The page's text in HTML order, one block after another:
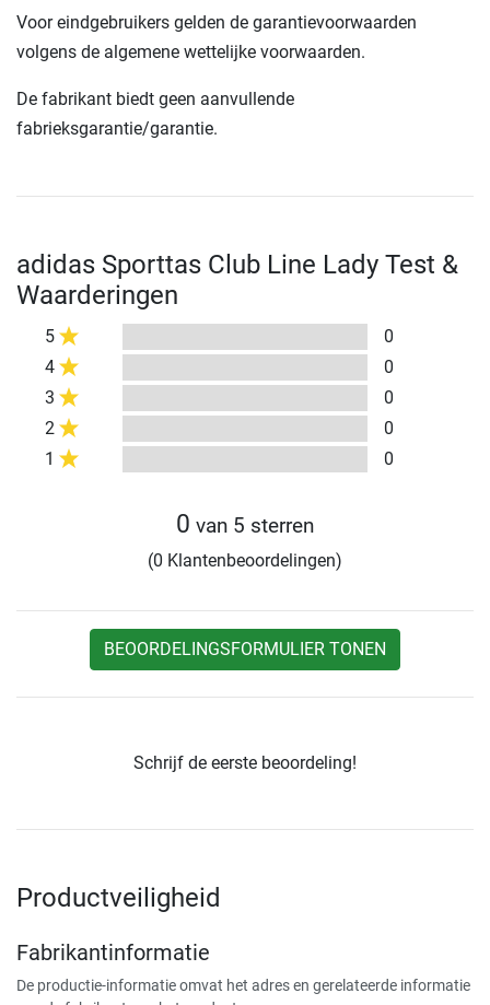
Voor eindgebruikers gelden de garantievoorwaarden
volgens de algemene wettelijke voorwaarden.
De fabrikant biedt geen aanvullende
fabrieksgarantie/garantie.
adidas Sporttas Club Line Lady Test &
Waarderingen
5
0
4
0
3
0
2
0
1
0
0 van 5 sterren
(0 Klantenbeoordelingen)
BEOORDELINGSFORMULIER TONEN
Schrijf de eerste beoordeling!
Productveiligheid
Fabrikantinformatie
De productie-informatie omvat het adres en gerelateerde informatie